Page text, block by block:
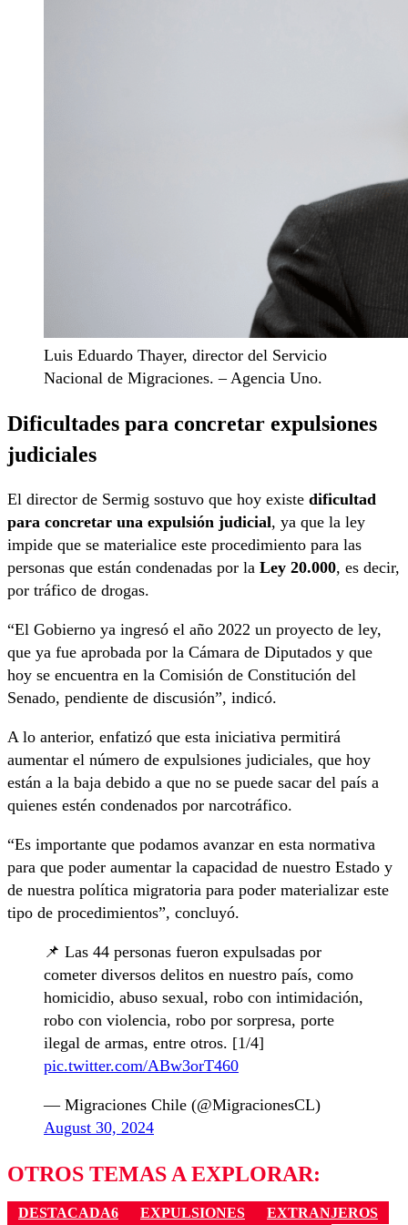
Luis Eduardo Thayer, director del Servicio
Nacional de Migraciones. – Agencia Uno.
Dificultades para concretar expulsiones
judiciales
El director de Sermig sostuvo que hoy existe dificultad
para concretar una expulsión judicial, ya que la ley
impide que se materialice este procedimiento para las
personas que están condenadas por la Ley 20.000, es decir,
por tráfico de drogas.
“El Gobierno ya ingresó el año 2022 un proyecto de ley,
que ya fue aprobada por la Cámara de Diputados y que
hoy se encuentra en la Comisión de Constitución del
Senado, pendiente de discusión”, indicó.
A lo anterior, enfatizó que esta iniciativa permitirá
aumentar el número de expulsiones judiciales, que hoy
están a la baja debido a que no se puede sacar del país a
quienes estén condenados por narcotráfico.
“Es importante que podamos avanzar en esta normativa
para que poder aumentar la capacidad de nuestro Estado y
de nuestra política migratoria para poder materializar este
tipo de procedimientos”, concluyó.
📌 Las 44 personas fueron expulsadas por
cometer diversos delitos en nuestro país, como
homicidio, abuso sexual, robo con intimidación,
robo con violencia, robo por sorpresa, porte
ilegal de armas, entre otros. [1/4]
pic.twitter.com/ABw3orT460
— Migraciones Chile (@MigracionesCL)
August 30, 2024
OTROS TEMAS A EXPLORAR:
DESTACADA6 EXPULSIONES
EXTRANJEROS